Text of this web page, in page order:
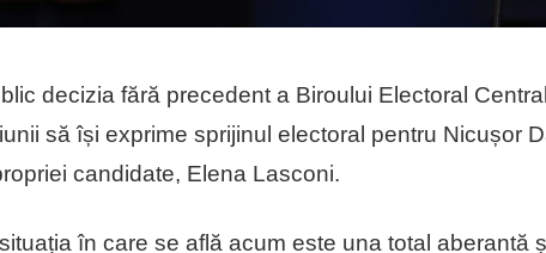
decizia fără precedent a Biroului Electoral
să își exprime sprijinul electoral pentru Nicușor
candidate, Elena Lasconi.
în care se află acum este una total aberantă